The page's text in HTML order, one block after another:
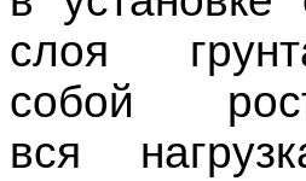
оснований
-
для